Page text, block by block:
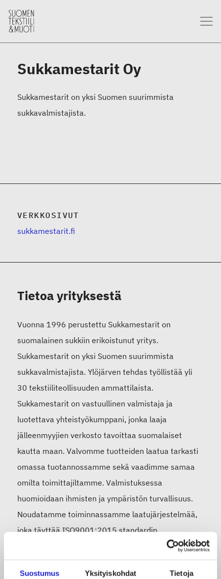
Suostumus Yksityiskohdat Tietoja
Sukkamestarit Oy
Sukkamestarit on yksi Suomen suurimmista
sukkavalmistajista.
VERKKOSIVUT
sukkamestarit.fi
Tietoa yrityksestä
Vuonna 1996 perustettu Sukkamestarit on
suomalainen sukkiin erikoistunut yritys.
Sukkamestarit on yksi Suomen suurimmista
sukkavalmistajista. Ylöjärven tehdas työllistää yli
30 tekstiiliteollisuuden ammattilaista.
Sukkamestarit on vastuullinen valmistaja ja
luotettava yhteistyökumppani, jonka laaja
jälleenmyyjien verkosto tavoittaa suomalaiset
kautta maan. Valvomme tuotteiden laatua tarkasti
omassa tuotannossamme sekä vaadimme samaa
omilta toimittajiltamme. Valmistuksessa
huomioidaan ihmisten ja ympäristön turvallisuus.
Noudatamme toiminnassamme laatujärjestelmää,
joka täyttää ISO9001:2015 standardin
vaatimukset. Bureau Veritas on myöntänyt
toiminnallemme sertifikaatin 15.11.2016